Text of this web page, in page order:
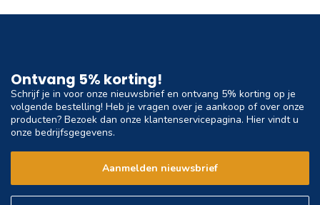
Ontvang 5% korting!
Schrijf je in voor onze nieuwsbrief en ontvang 5% korting op je
volgende bestelling! Heb je vragen over je aankoop of over onze
producten? Bezoek dan onze klantenservicepagina. Hier vindt u
onze bedrijfsgegevens.
Aanmelden nieuwsbrief